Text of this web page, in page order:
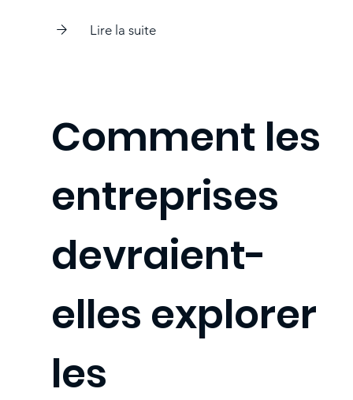
Lire la suite
Comment les
entreprises
devraient-
elles explorer
les